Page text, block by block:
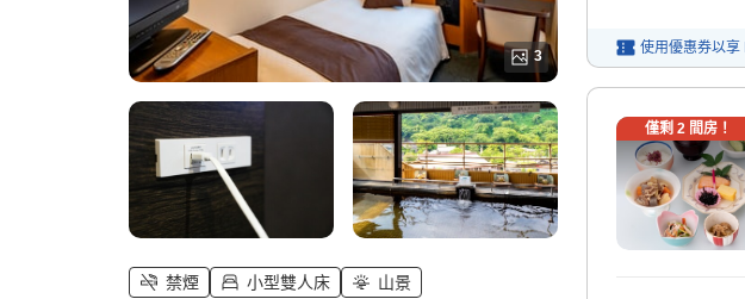
3
禁煙 小型雙人床 山景
使用優惠券以享
僅剩 2間房！